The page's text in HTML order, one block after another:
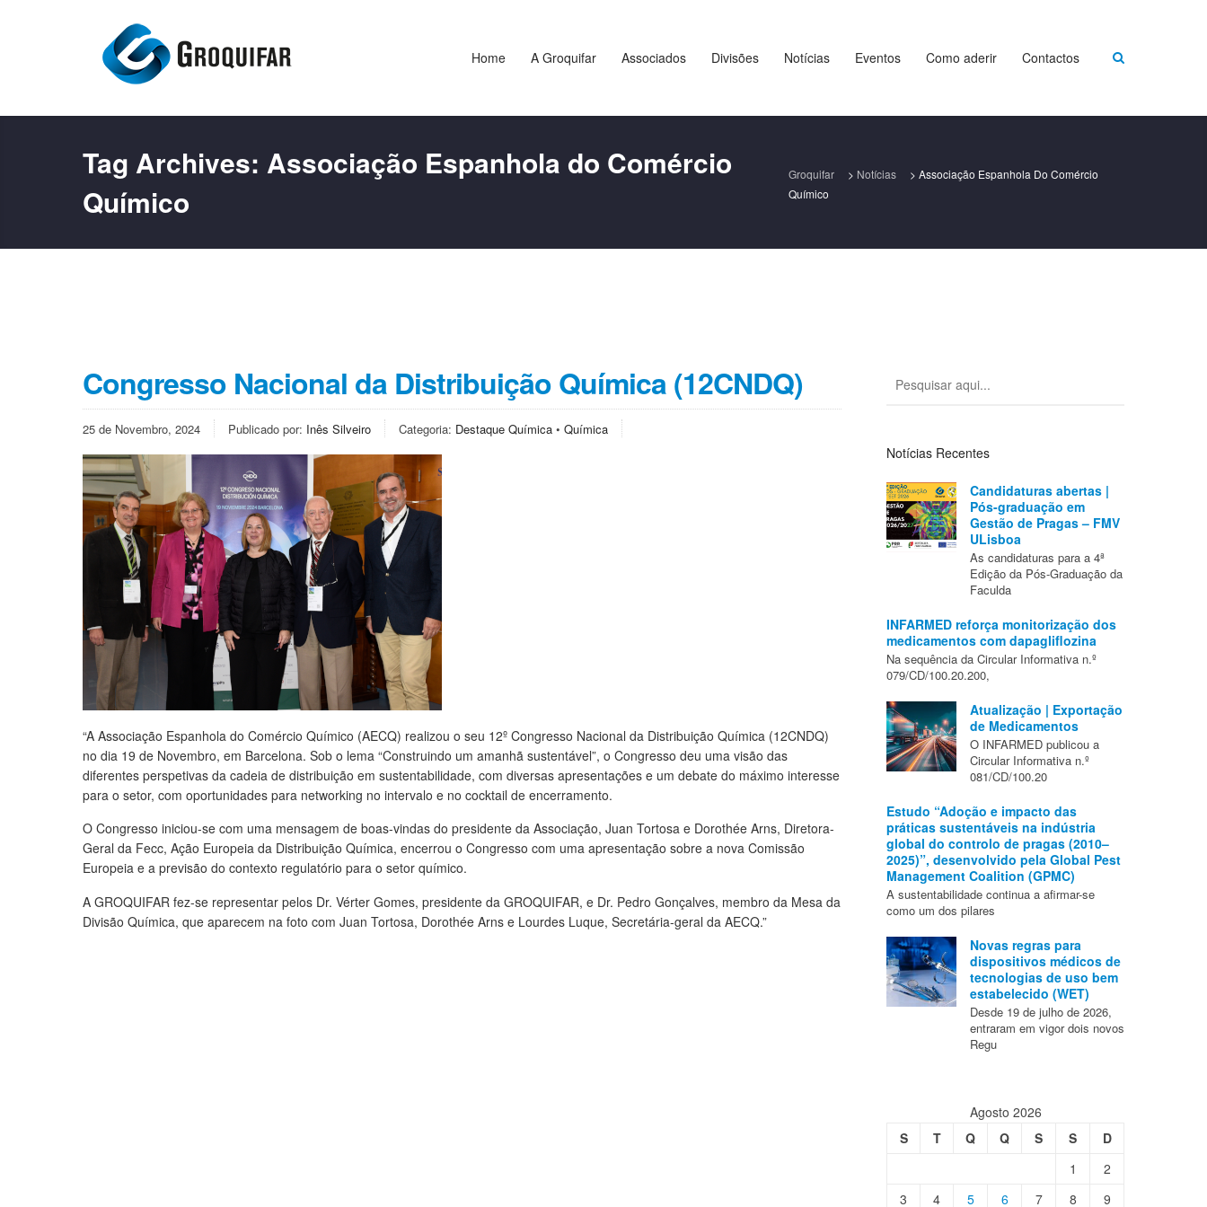
Home A Groquifar Associados Divisões Notícias Eventos Como aderir Contactos
Tag Archives: Associação Espanhola do Comércio
Químico
Groquifar > Notícias > Associação Espanhola Do Comércio
Químico
Congresso Nacional da Distribuição Química (12CNDQ)
25 de Novembro, 2024 Publicado por: Inês Silveiro Categoria: Destaque Química • Química
“A Associação Espanhola do Comércio Químico (AECQ) realizou o seu 12º Congresso Nacional da Distribuição Química (12CNDQ)
no dia 19 de Novembro, em Barcelona. Sob o lema “Construindo um amanhã sustentável”, o Congresso deu uma visão das
diferentes perspetivas da cadeia de distribuição em sustentabilidade, com diversas apresentações e um debate do máximo interesse
para o setor, com oportunidades para networking no intervalo e no cocktail de encerramento.
O Congresso iniciou-se com uma mensagem de boas-vindas do presidente da Associação, Juan Tortosa e Dorothée Arns, Diretora-
Geral da Fecc, Ação Europeia da Distribuição Química, encerrou o Congresso com uma apresentação sobre a nova Comissão
Europeia e a previsão do contexto regulatório para o setor químico.
A GROQUIFAR fez-se representar pelos Dr. Vérter Gomes, presidente da GROQUIFAR, e Dr. Pedro Gonçalves, membro da Mesa da
Divisão Química, que aparecem na foto com Juan Tortosa, Dorothée Arns e Lourdes Luque, Secretária-geral da AECQ.”
Notícias Recentes
Candidaturas abertas |
Pós-graduação em
Gestão de Pragas – FMV
ULisboa
As candidaturas para a 4ª
Edição da Pós-Graduação da
Faculda
INFARMED reforça monitorização dos
medicamentos com dapagliflozina
Na sequência da Circular Informativa n.º
079/CD/100.20.200,
Atualização | Exportação
de Medicamentos
O INFARMED publicou a
Circular Informativa n.º
081/CD/100.20
Estudo “Adoção e impacto das
práticas sustentáveis na indústria
global do controlo de pragas (2010–
2025)”, desenvolvido pela Global Pest
Management Coalition (GPMC)
A sustentabilidade continua a afirmar-se
como um dos pilares
Novas regras para
dispositivos médicos de
tecnologias de uso bem
estabelecido (WET)
Desde 19 de julho de 2026,
entraram em vigor dois novos
Regu
Agosto 2026
S
T Q Q S S
D
1
2
3
4 5 6 7 8
9